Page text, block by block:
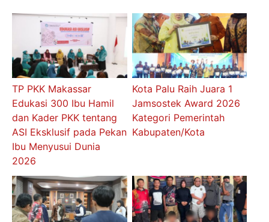
TP PKK Makassar
Edukasi 300 Ibu Hamil
dan Kader PKK tentang
ASI Eksklusif pada Pekan
Ibu Menyusui Dunia
2026
Kota Palu Raih Juara 1
Jamsostek Award 2026
Kategori Pemerintah
Kabupaten/Kota